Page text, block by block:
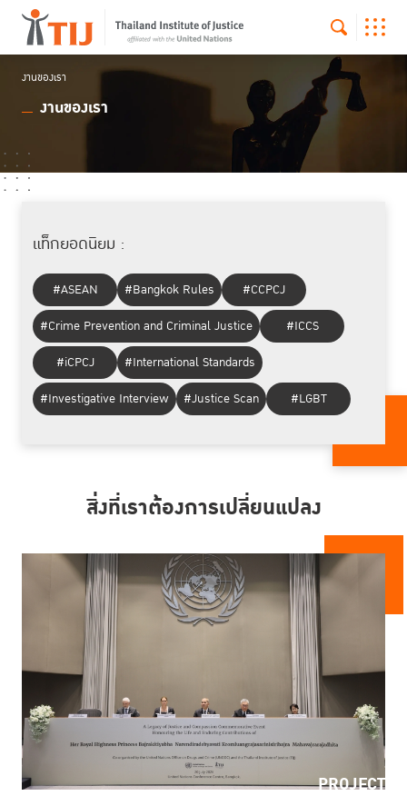
งานของเรา
งานของเรา
แท็กยอดนิยม :
#ASEAN #Bangkok Rules
#CCPCJ
#Crime Prevention and Criminal Justice
#ICCS
#iCPCJ
#International Standards
#Investigative Interview
#Justice Scan #LGBT
สิ่งที่เราต้องการเปลี่ยนแปลง
PROJECT